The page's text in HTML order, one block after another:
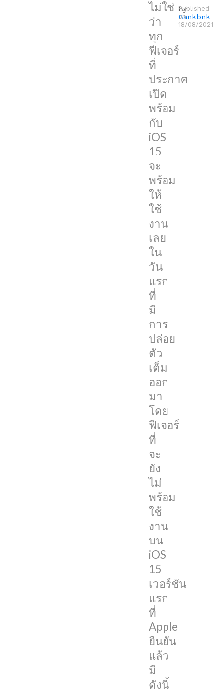
ไม่ใช่
ว่า
ทุก
ฟีเจอร์
ที่
ประกาศ
เปิด
พร้อม
กับ
iOS
15
จะ
พร้อม
ให้
ใช้
งาน
เลย
ใน
วัน
แรก
ที่
มี
การ
ปล่อย
ตัว
เต็ม
ออก
มา
โดย
ฟีเจอร์
ที่
จะ
ยัง
ไม่
พร้อม
ใช้
งาน
บน
iOS
15
เวอร์ชัน
แรก
ที่
Apple
ยืนยัน
แล้ว
มี
ดังนี้
By
Bankbnk
Published
on
18/08/2021
ฟีเจอร์
ที่
ประกาศ
เปิด
พร้อม
กับ
iOS
15
จะ
พร้อม
ให้
ใช้
งาน
เลย
ใน
วัน
แรก
ที่
มี
การ
ปล่อย
ตัว
เต็ม
ออก
มา
โดย
ฟีเจอร์
ที่
จะ
ยัง
ไม่
พร้อม
ใช้
งาน
บน
iOS
15
เวอร์ชัน
แรก
ที่
Apple
ยืนยัน
แล้ว
มี
ดังนี้
SharePlay
SharePlay